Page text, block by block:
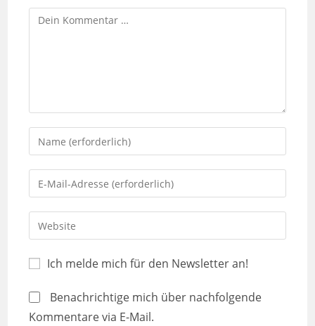
Ich melde mich für den Newsletter an!
Benachrichtige mich über nachfolgende
Kommentare via E-Mail.